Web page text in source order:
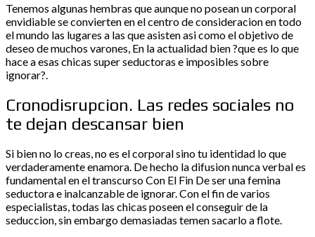
Tenemos algunas hembras que aunque no posean un corporal
envidiable se convierten en el centro de consideracion en todo
el mundo las lugares a las que asisten asi­ como el objetivo de
deseo de muchos varones, En la actualidad bien ?que es lo que
hace a esas chicas super seductoras e imposibles sobre
ignorar?.
Cronodisrupcion. Las redes sociales no
te dejan descansar bien
Si bien no lo creas, no es el corporal sino tu identidad lo que
verdaderamente enamora. De hecho la difusion nunca verbal es
fundamental en el transcurso Con El Fin De ser una femina
seductora e inalcanzable de ignorar. Con el fin de varios
especialistas, todas las chicas poseen el conseguir de la
seduccion, sin embargo demasiadas temen sacarlo a flote.